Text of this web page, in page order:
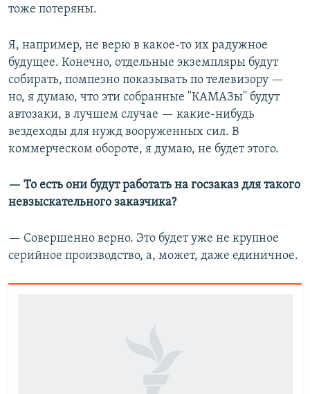
тоже потеряны.
Я, например, не верю в какое-то их радужное
будущее. Конечно, отдельные экземпляры будут
собирать, помпезно показывать по телевизору —
но, я думаю, что эти собранные "КАМАЗы" будут
автозаки, в лучшем случае — какие-нибудь
вездеходы для нужд вооруженных сил. В
коммерческом обороте, я думаю, не будет этого.
— То есть они будут работать на госзаказ для такого
невзыскательного заказчика?
— Совершенно верно. Это будет уже не крупное
серийное производство, а, может, даже единичное.